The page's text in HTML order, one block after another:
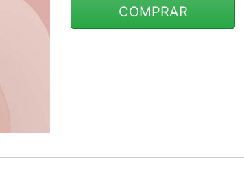
COMPRAR